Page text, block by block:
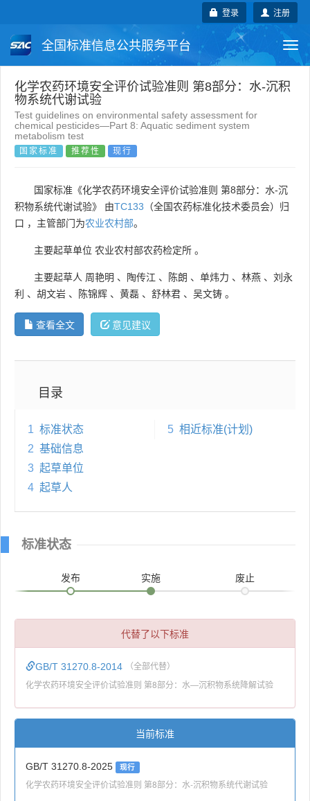
注册
登录
全国标准信息公共服务平台
国家标准 行业标准 地方标准
团体标准 企业标准 国际标准
国外标准 技术委员会
化学农药环境安全评价试验准则 第8部分：水-沉积
物系统代谢试验
Test guidelines on environmental safety assessment for
chemical pesticides—Part 8: Aquatic sediment system
metabolism test
国家标准 推荐性 现行
国家标准《化学农药环境安全评价试验准则 第8部分：水-沉
积物系统代谢试验》 由TC133 （全国农药标准化技术委员会）归
口 ，主管部门为农业农村部。
主要起草单位 农业农村部农药检定所 。
主要起草人 周艳明 、 陶传江 、 陈朗 、 单炜力 、 林燕 、 刘永
利 、 胡文岩 、 陈锦辉 、 黄磊 、 舒林君 、 吴文铸 。
查看全文 意见建议
目录
1 标准状态
2 基础信息
3 起草单位
4 起草人
5 相近标准(计划)
标准状态
发布 实施 废止
代替了以下标准
GB/T 31270.8-2014 （全部代替）
化学农药环境安全评价试验准则 第8部分：水―沉积物系统降解试验
当前标准
GB/T 31270.8-2025 现行
化学农药环境安全评价试验准则 第8部分：水-沉积物系统代谢试验